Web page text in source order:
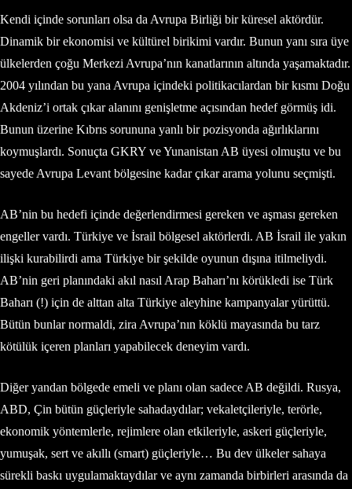
Kendi içinde sorunları olsa da Avrupa Birliği bir küresel aktördür.
Dinamik bir ekonomisi ve kültürel birikimi vardır. Bunun yanı sıra üye
ülkelerden çoğu Merkezi Avrupa’nın kanatlarının altında yaşamaktadır.
2004 yılından bu yana Avrupa içindeki politikacılardan bir kısmı Doğu
Akdeniz’i ortak çıkar alanını genişletme açısından hedef görmüş idi.
Bunun üzerine Kıbrıs sorununa yanlı bir pozisyonda ağırlıklarını
koymuşlardı. Sonuçta GKRY ve Yunanistan AB üyesi olmuştu ve bu
sayede Avrupa Levant bölgesine kadar çıkar arama yolunu seçmişti.
AB’nin bu hedefi içinde değerlendirmesi gereken ve aşması gereken
engeller vardı. Türkiye ve İsrail bölgesel aktörlerdi. AB İsrail ile yakın
ilişki kurabilirdi ama Türkiye bir şekilde oyunun dışına itilmeliydi.
AB’nin geri planındaki akıl nasıl Arap Baharı’nı körükledi ise Türk
Baharı (!) için de alttan alta Türkiye aleyhine kampanyalar yürüttü.
Bütün bunlar normaldi, zira Avrupa’nın köklü mayasında bu tarz
kötülük içeren planları yapabilecek deneyim vardı.
Diğer yandan bölgede emeli ve planı olan sadece AB değildi. Rusya,
ABD, Çin bütün güçleriyle sahadaydılar; vekaletçileriyle, terörle,
ekonomik yöntemlerle, rejimlere olan etkileriyle, askeri güçleriyle,
yumuşak, sert ve akıllı (smart) güçleriyle… Bu dev ülkeler sahaya
sürekli baskı uygulamaktaydılar ve aynı zamanda birbirleri arasında da